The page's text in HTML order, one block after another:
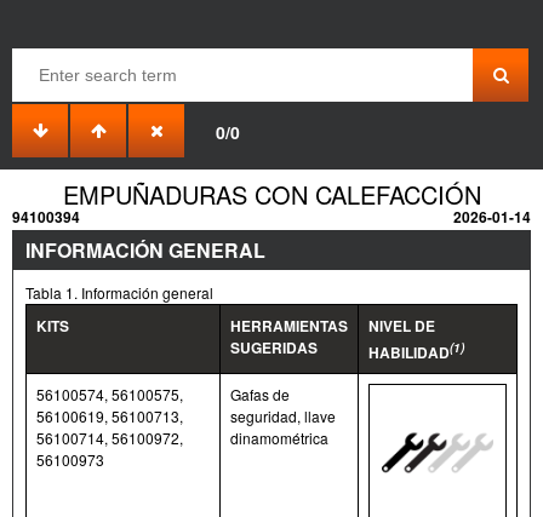
0/0
EMPUÑADURAS CON CALEFACCIÓN
94100394 2026-01-14
INFORMACIÓN GENERAL
Tabla 1. Información general
KITS
HERRAMIENTAS
SUGERIDAS
NIVEL DE
HABILIDAD(1)
56100574, 56100575,
56100619, 56100713,
56100714, 56100972,
56100973
Gafas de
seguridad, llave
dinamométrica